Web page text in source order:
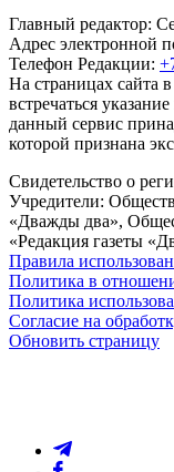
Главный редактор:
Адрес электронной
Телефон Редакции:
На страницах сайта
встречаться
данный сервис
которой признана
Свидетельство о
Учредители:
«Дважды два»,
«Редакция газеты
Правила
Политика в
Политика
Согласие на
Обновить страницу